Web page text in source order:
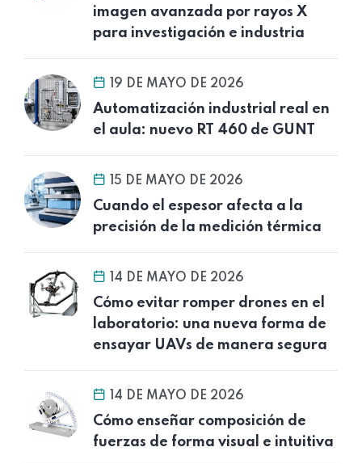
imagen avanzada por rayos X
para investigación e industria
19 DE MAYO DE 2026
Automatización industrial real en
el aula: nuevo RT 460 de GUNT
15 DE MAYO DE 2026
Cuando el espesor afecta a la
precisión de la medición térmica
14 DE MAYO DE 2026
Cómo evitar romper drones en el
laboratorio: una nueva forma de
ensayar UAVs de manera segura
14 DE MAYO DE 2026
Cómo enseñar composición de
fuerzas de forma visual e intuitiva